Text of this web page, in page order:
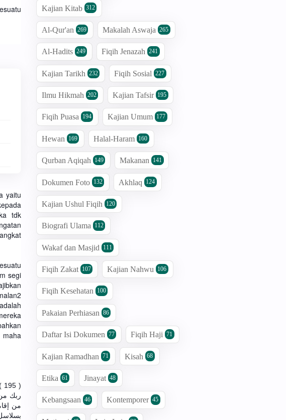
yaitu
tdk
segi
maha
ربك
من
Kajian Kitab 312
Al-Qur'an 269 Makalah Aswaja 265
Al-Hadits 249 Fiqih Jenazah 241
Kajian Tarikh 232 Fiqih Sosial 227
Ilmu Hikmah 202 Kajian Tafsir 195
Fiqih Puasa 194 Kajian Umum 177
Hewan 169 Halal-Haram 160
Qurban Aqiqah 149 Makanan 141
Dokumen Foto 132 Akhlaq 124
Kajian Ushul Fiqih 120
Biografi Ulama 112
Wakaf dan Masjid 111
Fiqih Zakat 107 Kajian Nahwu 106
Fiqih Kesehatan 100
Pakaian Perhiasan 86
Daftar Isi Dokumen 77 Fiqih Haji 71
Kajian Ramadhan 71 Kisah 68
Etika 61 Jinayat 48
Kebangsaan 46 Kontemporer 45